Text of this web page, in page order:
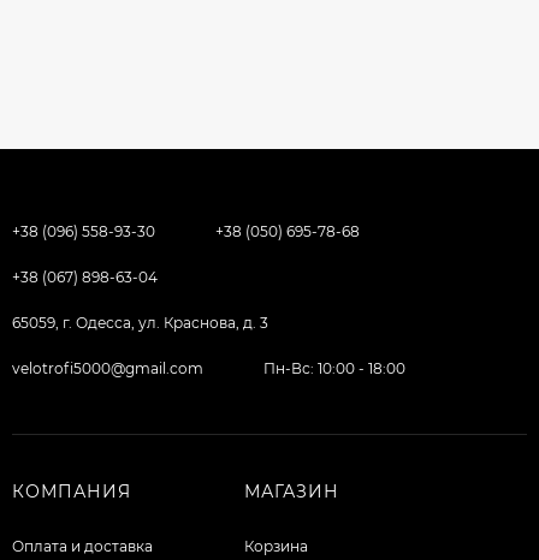
+38 (096) 558-93-30 +38 (050) 695-78-68
+38 (067) 898-63-04
65059, г. Одесса, ул. Краснова, д. 3
velotrofi5000@gmail.com Пн-Вс: 10:00 - 18:00
КОМПАНИЯ
Оплата и доставка
МАГАЗИН
Корзина